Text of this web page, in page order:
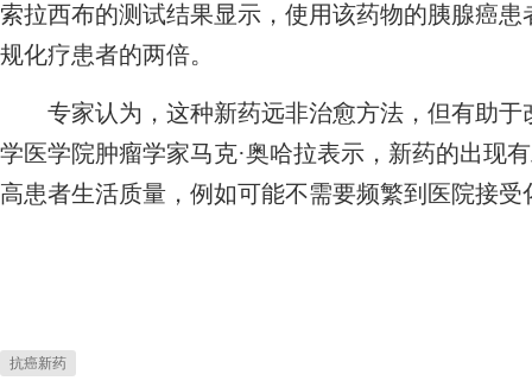
索拉西布的测试结果显示，使用该药物的胰腺癌
规化疗患者的两倍。
专家认为，这种新药远非治愈方法，但有助于
学医学院肿瘤学家马克·奥哈拉表示，新药的出现
高患者生活质量，例如可能不需要频繁到医院接受
抗癌新药